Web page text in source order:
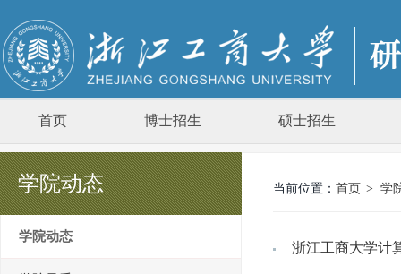
首页 博士招生 硕士招生
学院动态
学院动态
当前位置： 首页 > 学
浙江工商大学计